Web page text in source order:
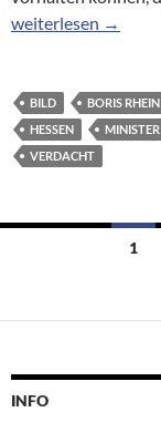
Hessens
weiterlesen →
BILD BORIS RHEIN
HESSEN
MINISTER
VERDACHT
1
INFO